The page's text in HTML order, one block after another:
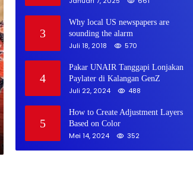
3
Why local US newspapers are
sounding the alarm
Juli 18, 2018 570
4
Pakar UNAIR Tanggapi Lonjakan
Paylater di Kalangan GenZ
Juli 22, 2024 488
5
How to Create Adjustment Layers
Based on Color
Mei 14, 2024 352